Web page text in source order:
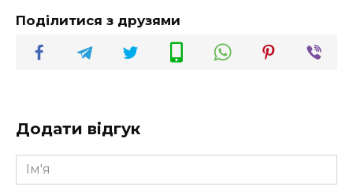
Поділитися з друзями
Додати відгук
Ім'я
*